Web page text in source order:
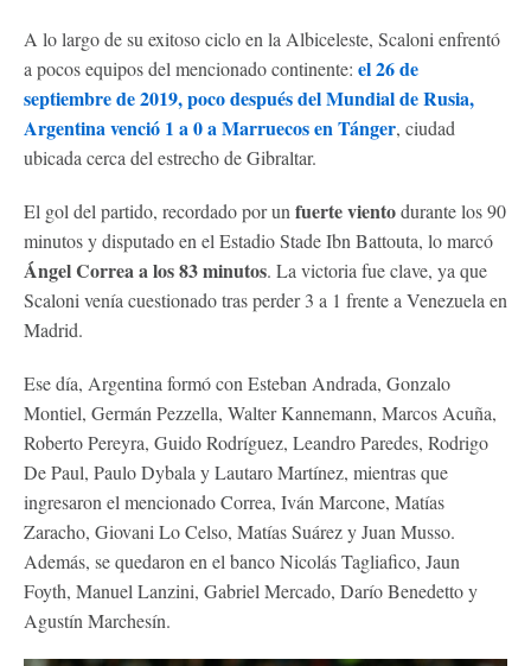
A lo largo de su exitoso ciclo en la Albiceleste, Scaloni enfrentó
a pocos equipos del mencionado continente: el 26 de
septiembre de 2019, poco después del Mundial de Rusia,
Argentina venció 1 a 0 a Marruecos en Tánger, ciudad
ubicada cerca del estrecho de Gibraltar.
El gol del partido, recordado por un fuerte vientodurante los 90
minutos y disputado en el Estadio Stade Ibn Battouta, lo marcó
Ángel Correa a los 83 minutos. La victoria fue clave, ya que
Scaloni venía cuestionado tras perder 3 a 1 frente a Venezuela en
Madrid.
Ese día, Argentina formó con Esteban Andrada, Gonzalo
Montiel, Germán Pezzella, Walter Kannemann, Marcos Acuña,
Roberto Pereyra, Guido Rodríguez, Leandro Paredes, Rodrigo
De Paul, Paulo Dybala y Lautaro Martínez, mientras que
ingresaron el mencionado Correa, Iván Marcone, Matías
Zaracho, Giovani Lo Celso, Matías Suárez y Juan Musso.
Además, se quedaron en el banco Nicolás Tagliafico, Jaun
Foyth, Manuel Lanzini, Gabriel Mercado, Darío Benedetto y
Agustín Marchesín.